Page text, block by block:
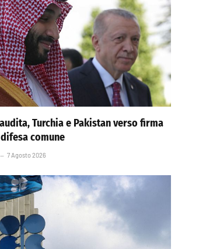
Turchia e Pakistan verso firma
comune
7 Agosto 2026